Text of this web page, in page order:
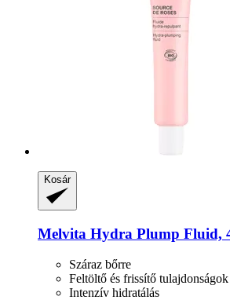
Kosár
Melvita Hydra Plump Fluid,
Száraz bőrre
Feltöltő és frissítő tulajdonságok
Intenzív hidratálás